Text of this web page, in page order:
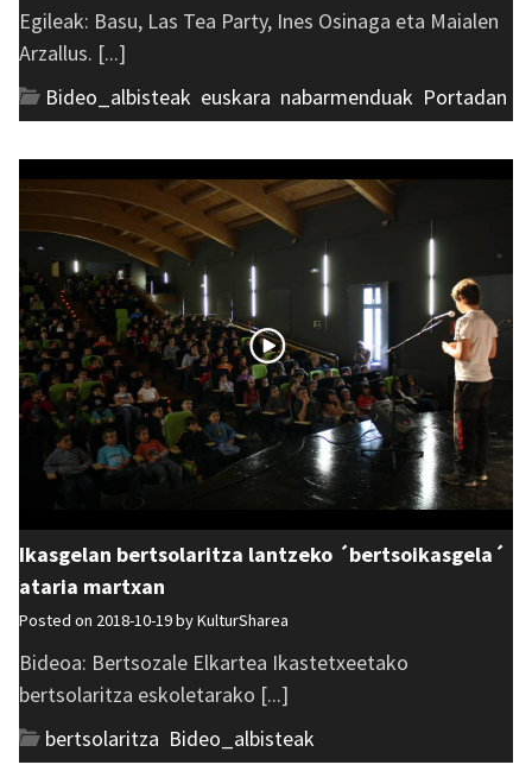
Egileak: Basu, Las Tea Party, Ines Osinaga eta Maialen
Arzallus. [...]
Bideo_albisteak euskara nabarmenduak Portadan
Ikasgelan bertsolaritza lantzeko ´bertsoikasgela´
ataria martxan
Posted on 2018-10-19 byKulturSharea
Bideoa: Bertsozale Elkartea Ikastetxeetako
bertsolaritza eskoletarako [...]
bertsolaritza Bideo_albisteak